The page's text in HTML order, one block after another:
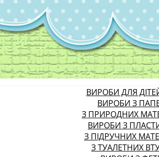
ВИРОБИ ДЛЯ
ВИРОБИ З
З ПРИРОДНИХ
ВИРОБИ З
З ПІДРУЧНИХ
З ТУАЛЕТНИХ